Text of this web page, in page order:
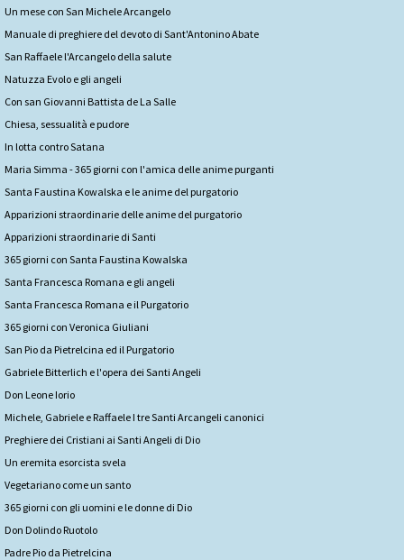
Un mese con San Michele Arcangelo
Manuale di preghiere del devoto di Sant'Antonino Abate
San Raffaele l'Arcangelo della salute
Natuzza Evolo e gli angeli
Con san Giovanni Battista de La Salle
Chiesa, sessualità e pudore
In lotta contro Satana
Maria Simma - 365 giorni con l'amica delle anime purganti
Santa Faustina Kowalska e le anime del purgatorio
Apparizioni straordinarie delle anime del purgatorio
Apparizioni straordinarie di Santi
365 giorni con Santa Faustina Kowalska
Santa Francesca Romana e gli angeli
Santa Francesca Romana e il Purgatorio
365 giorni con Veronica Giuliani
San Pio da Pietrelcina ed il Purgatorio
Gabriele Bitterlich e l'opera dei Santi Angeli
Don Leone Iorio
Michele, Gabriele e Raffaele I tre Santi Arcangeli canonici
Preghiere dei Cristiani ai Santi Angeli di Dio
Un eremita esorcista svela
Vegetariano come un santo
365 giorni con gli uomini e le donne di Dio
Don Dolindo Ruotolo
Padre Pio da Pietrelcina